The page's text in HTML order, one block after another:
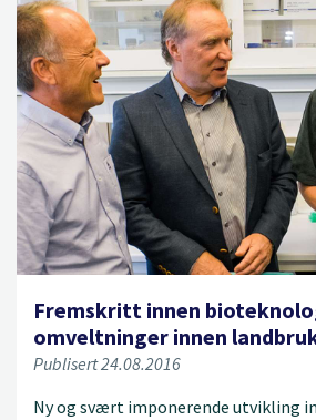
Fremskritt innen
omveltninger innen
Publisert 24.08.2016
Ny og svært imponerende utvikling